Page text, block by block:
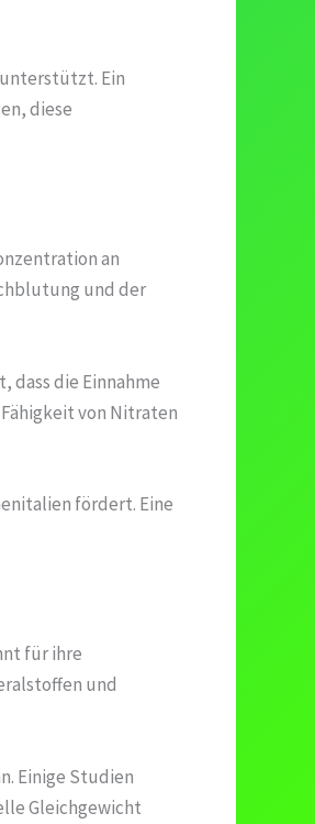
Ein
diese
an
und der
die Einnahme
von Nitraten
fördert. Eine
für ihre
und
Einige Studien
Gleichgewicht